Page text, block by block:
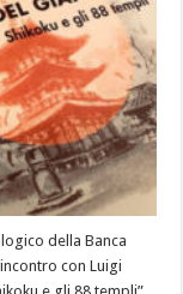
della Banca
con Luigi